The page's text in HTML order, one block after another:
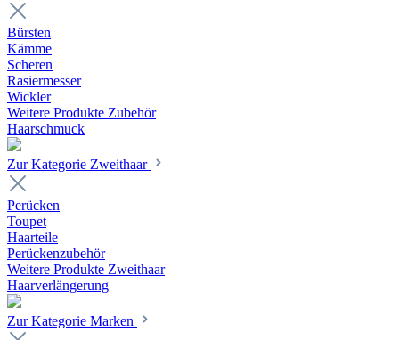
Bürsten
Kämme
Scheren
Rasiermesser
Wickler
Weitere Produkte Zubehör
Haarschmuck
Zur Kategorie Zweithaar
Perücken
Toupet
Haarteile
Perückenzubehör
Weitere Produkte Zweithaar
Haarverlängerung
Zur Kategorie Marken